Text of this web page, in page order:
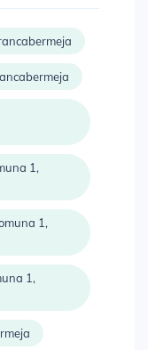
1,
1,
1,